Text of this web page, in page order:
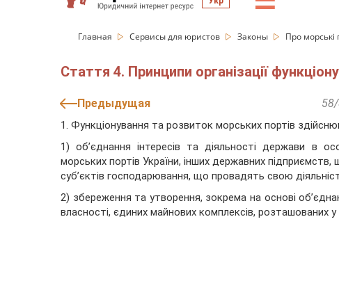
Главная Сервисы для юристов Законы Про морські
Стаття 4. Принципи організації
Предыдущая
1. Функціонування та розвиток морських портів
1) об’єднання інтересів та діяльності держави в
морських портів України, інших державних
суб’єктів господарювання, що провадять свою
2) збереження та утворення, зокрема на основі
власності, єдиних майнових комплексів, розташованих